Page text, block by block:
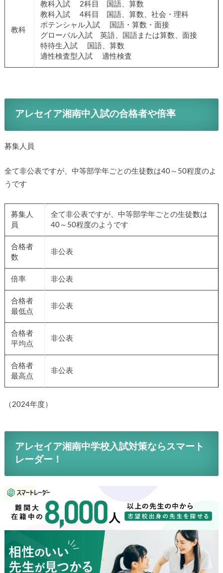
教科
教科入試 2科目 国語、算数
教科入試 4科目 国語、算数、社会・理科
ポテンシャル入試 国語・算数・面接
グローバル入試 英語、国語または算数、面接
特待生入試 国語、算数
適性検査型入試 適性検査
アレセイア湘南中入試の合格者や倍率
募集人員
全て非公表ですが、中等部学年ごとの生徒数は40～50程度のよ
うです
募集人
員
全て非公表ですが、中等部学年ごとの生徒数は
40～50程度のようです
合格者
数
非公表
倍率 非公表
合格者
最低点
非公表
合格者
平均点
非公表
合格者
最高点
非公表
（2024年度）
アレセイア湘南中学校入試対策ならスマート
レーダー！